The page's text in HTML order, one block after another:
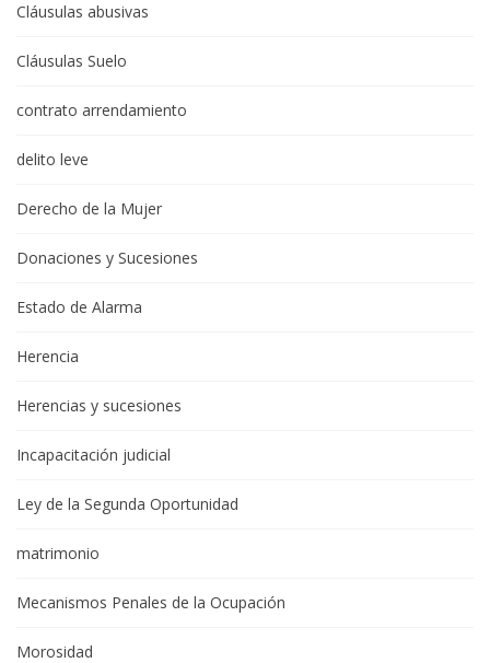
Cláusulas abusivas
Cláusulas Suelo
contrato arrendamiento
delito leve
Derecho de la Mujer
Donaciones y Sucesiones
Estado de Alarma
Herencia
Herencias y sucesiones
Incapacitación judicial
Ley de la Segunda Oportunidad
matrimonio
Mecanismos Penales de la Ocupación
Morosidad